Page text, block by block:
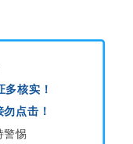
核实！
点击！
警惕